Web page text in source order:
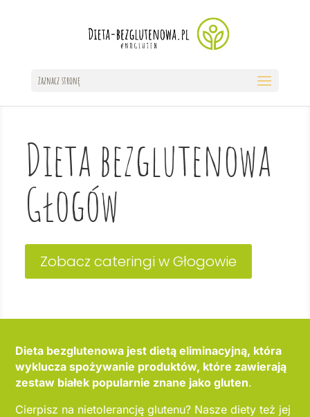
Zaznacz stronę
Dieta bezglutenowa
Głogów
Zobacz cateringi w Głogowie
Dieta bezglutenowa jest dietą eliminacyjną, która
wyklucza spożywanie produktów, które zawierają
zestaw białek popularnie znane jako gluten.
Cierpisz na nietolerancję glutenu? Nasze diety też jej